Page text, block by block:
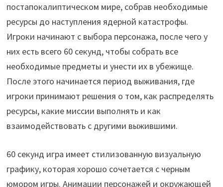
постапокалиптическом мире, собрав необходимые
ресурсы до наступления ядерной катастрофы.
Игроки начинают с выбора персонажа, после чего у
них есть всего 60 секунд, чтобы собрать все
необходимые предметы и унести их в убежище.
После этого начинается период выживания, где
игроки принимают решения о том, как распределять
ресурсы, какие миссии выполнять и как
взаимодействовать с другими выжившими.
60 секунд игра имеет стилизованную визуальную
графику, которая хорошо сочетается с черным
юмором игры. Анимации персонажей и окружающей